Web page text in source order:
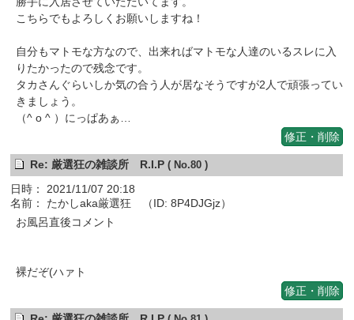
こちらでもよろしくお願いしますね！
自分もマトモな方なので、出来ればマトモな人達のいるスレに入
りたかったので残念です。
タカさんぐらいしか気の合う人が居なそうですが2人で頑張ってい
きましょう。
（^ o ^ ）にっぱあぁ…
修正・削除
Re: 厳選狂の雑談所 R.I.P( No.80 )
日時： 2021/11/07 20:18
名前： たかしaka厳選狂 （ID: 8P4DJGjz）
お風呂直後コメント
裸だぞ(ハァト
修正・削除